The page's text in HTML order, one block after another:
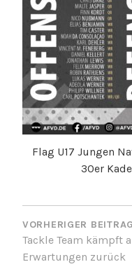
Flag U17 Jungen
30er
VORHERIGER BEITRAG
Tackle Team kämpft
Erwartungen zurück